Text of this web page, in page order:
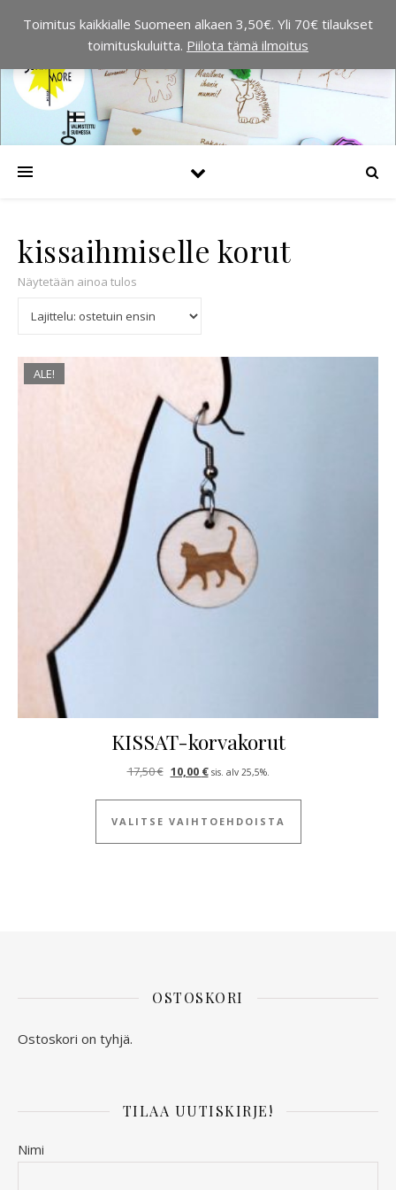
kissaihmiselle korut
Näytetään ainoa tulos
ALE!
KISSAT-korvakorut
17,50€ Alkuperäinen hinta oli: 17,50 €.
10,00 €Nykyinen hinta on: 10,00 €.
sis. alv 25,5%.
VALITSE VAIHTOEHDOISTA
Tällä tuotteella
OSTOSKORI
Ostoskori on tyhjä.
TILAA UUTISKIRJE!
Nimi
Toimitus kaikkialle Suomeen alkaen 3,50€. Yli 70€ tilaukset
toimituskuluitta. Piilota tämä ilmoitus